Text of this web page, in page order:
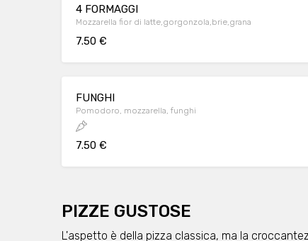
4 FORMAGGI
Mozzarella fior di latte,gorgonzola,brie,grana
7.50 €
FUNGHI
Pomodoro, mozzarella, funghi
7.50 €
PIZZE GUSTOSE
L'aspetto è della pizza classica, ma la